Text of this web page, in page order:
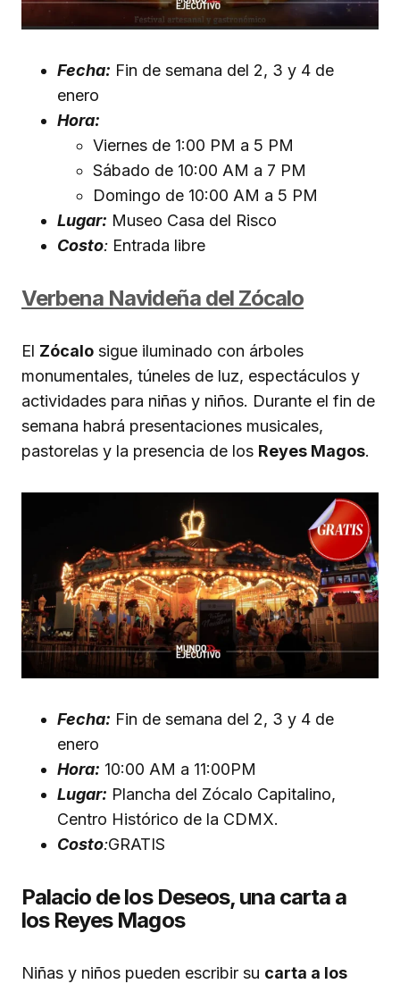
Fecha: Fin de semana del 2, 3 y 4 de
enero
Hora:
Viernes de 1:00 PM a 5 PM
Sábado de 10:00 AM a 7 PM
Domingo de 10:00 AM a 5 PM
Lugar: Museo Casa del Risco
Costo: Entrada libre
Verbena Navideña del Zócalo
El Zócalo sigue iluminado con árboles
monumentales, túneles de luz, espectáculos y
actividades para niñas y niños. Durante el fin de
semana habrá presentaciones musicales,
pastorelas y la presencia de los Reyes Magos.
Fecha: Fin de semana del 2, 3 y 4 de
enero
Hora: 10:00 AM a 11:00PM
Lugar: Plancha del Zócalo Capitalino,
Centro Histórico de la CDMX.
Costo:GRATIS
Palacio de los Deseos, una carta a
los Reyes Magos
Niñas y niños pueden escribir su carta a los